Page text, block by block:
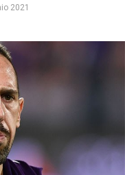
2021